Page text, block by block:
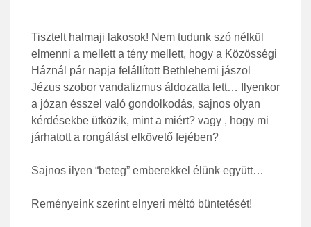
Tisztelt halmaji lakosok! Nem tudunk szó nélkül
elmenni a mellett a tény mellett, hogy a Közösségi
Háznál pár napja felállított Bethlehemi jászol
Jézus szobor vandalizmus áldozatta lett… Ilyenkor
a józan ésszel való gondolkodás, sajnos olyan
kérdésekbe ütközik, mint a miért? vagy , hogy mi
járhatott a rongálást elkövető fejében?
Sajnos ilyen “beteg” emberekkel élünk együtt…
Reményeink szerint elnyeri méltó büntetését!